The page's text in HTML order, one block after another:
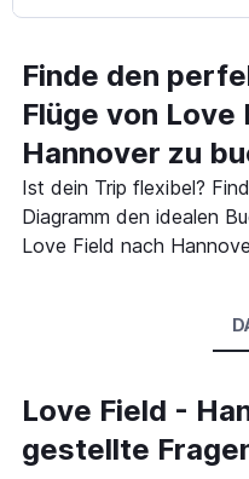
Finde den
Flüge von Love
Hannover zu
Ist dein Trip flexibel?
Diagramm den idealen
Love Field nach
Love Field -
gestellte